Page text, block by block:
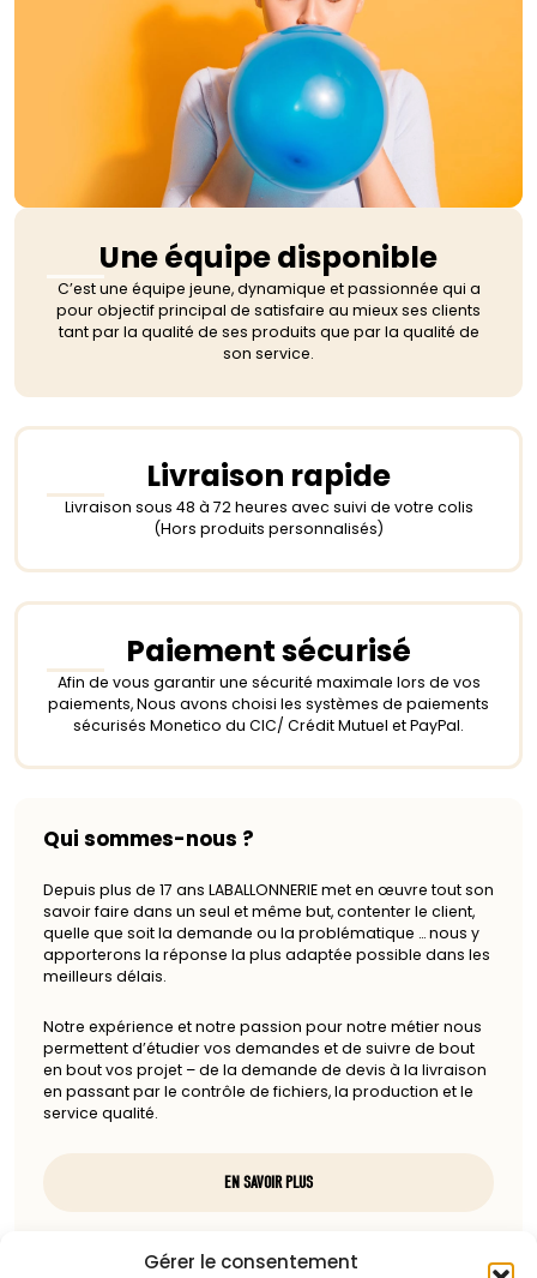
Gérer le consentement
Une équipe disponible
C’est une équipe jeune, dynamique et passionnée qui a
pour objectif principal de satisfaire au mieux ses clients
tant par la qualité de ses produits que par la qualité de
son service.
Livraison rapide
Livraison sous 48 à 72 heures avec suivi de votre colis
(Hors produits personnalisés)
Paiement sécurisé
Afin de vous garantir une sécurité maximale lors de vos
paiements, Nous avons choisi les systèmes de paiements
sécurisés Monetico du CIC/ Crédit Mutuel et PayPal.
Qui sommes-nous ?
Depuis plus de 17 ans LABALLONNERIE met en œuvre tout son
savoir faire dans un seul et même but, contenter le client,
quelle que soit la demande ou la problématique … nous y
apporterons la réponse la plus adaptée possible dans les
meilleurs délais.
Notre expérience et notre passion pour notre métier nous
permettent d’étudier vos demandes et de suivre de bout
en bout vos projet – de la demande de devis à la livraison
en passant par le contrôle de fichiers, la production et le
service qualité.
EN SAVOIR PLUS
Nous contacter